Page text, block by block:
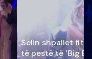
Selin shpallet
të pestë të ‘Big